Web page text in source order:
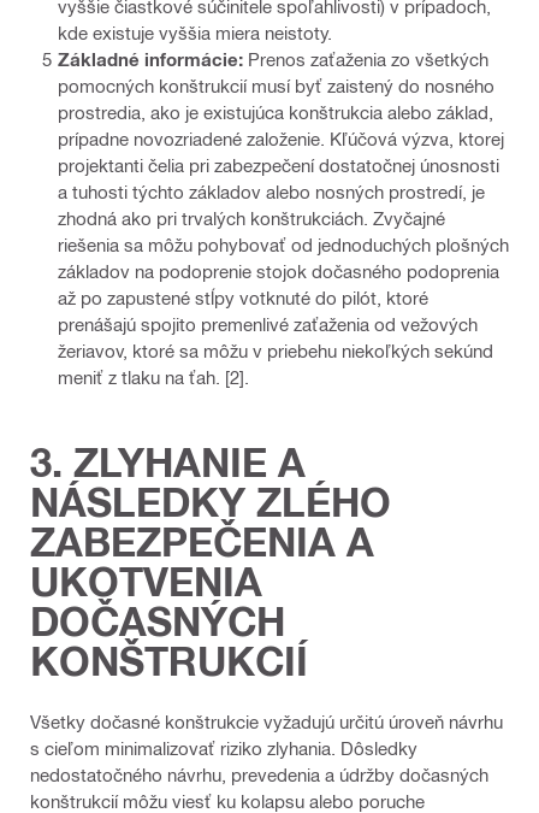
vyššie čiastkové súčinitele spoľahlivosti) v prípadoch,
kde existuje vyššia miera neistoty.
Základné informácie: Prenos zaťaženia zo všetkých
pomocných konštrukcií musí byť zaistený do nosného
prostredia, ako je existujúca konštrukcia alebo základ,
prípadne novozriadené založenie. Kľúčová výzva, ktorej
projektanti čelia pri zabezpečení dostatočnej únosnosti
a tuhosti týchto základov alebo nosných prostredí, je
zhodná ako pri trvalých konštrukciách. Zvyčajné
riešenia sa môžu pohybovať od jednoduchých plošných
základov na podoprenie stojok dočasného podoprenia
až po zapustené stĺpy votknuté do pilót, ktoré
prenášajú spojito premenlivé zaťaženia od vežových
žeriavov, ktoré sa môžu v priebehu niekoľkých sekúnd
meniť z tlaku na ťah. [2].
3. ZLYHANIE A
NÁSLEDKY ZLÉHO
ZABEZPEČENIA A
UKOTVENIA
DOČASNÝCH
KONŠTRUKCIÍ
Všetky dočasné konštrukcie vyžadujú určitú úroveň návrhu
s cieľom minimalizovať riziko zlyhania. Dôsledky
nedostatočného návrhu, prevedenia a údržby dočasných
konštrukcií môžu viesť ku kolapsu alebo poruche